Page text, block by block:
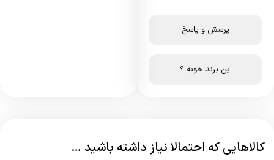
پرسش و پاسخ
این برند خوبه ؟
کالاهایی که احتمالا نیاز داشته باشید …